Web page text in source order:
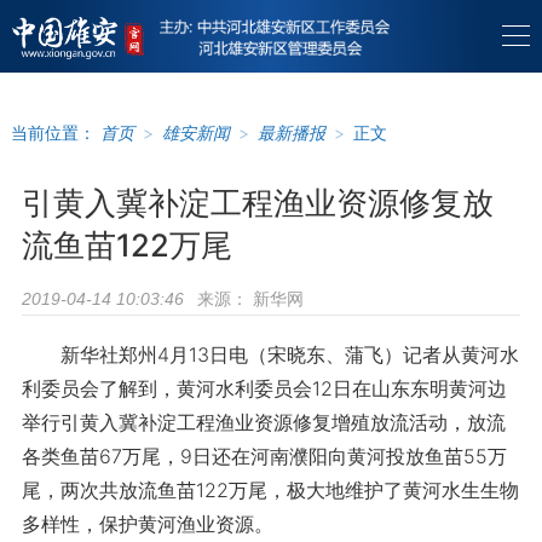
当前位置： 首页 > 雄安新闻 > 最新播报 > 正文
引黄入冀补淀工程渔业资源修复放
流鱼苗122万尾
2019-04-14 10:03:46 来源： 新华网
新华社郑州4月13日电（宋晓东、蒲飞）记者从黄河水
利委员会了解到，黄河水利委员会12日在山东东明黄河边
举行引黄入冀补淀工程渔业资源修复增殖放流活动，放流
各类鱼苗67万尾，9日还在河南濮阳向黄河投放鱼苗55万
尾，两次共放流鱼苗122万尾，极大地维护了黄河水生生物
多样性，保护黄河渔业资源。